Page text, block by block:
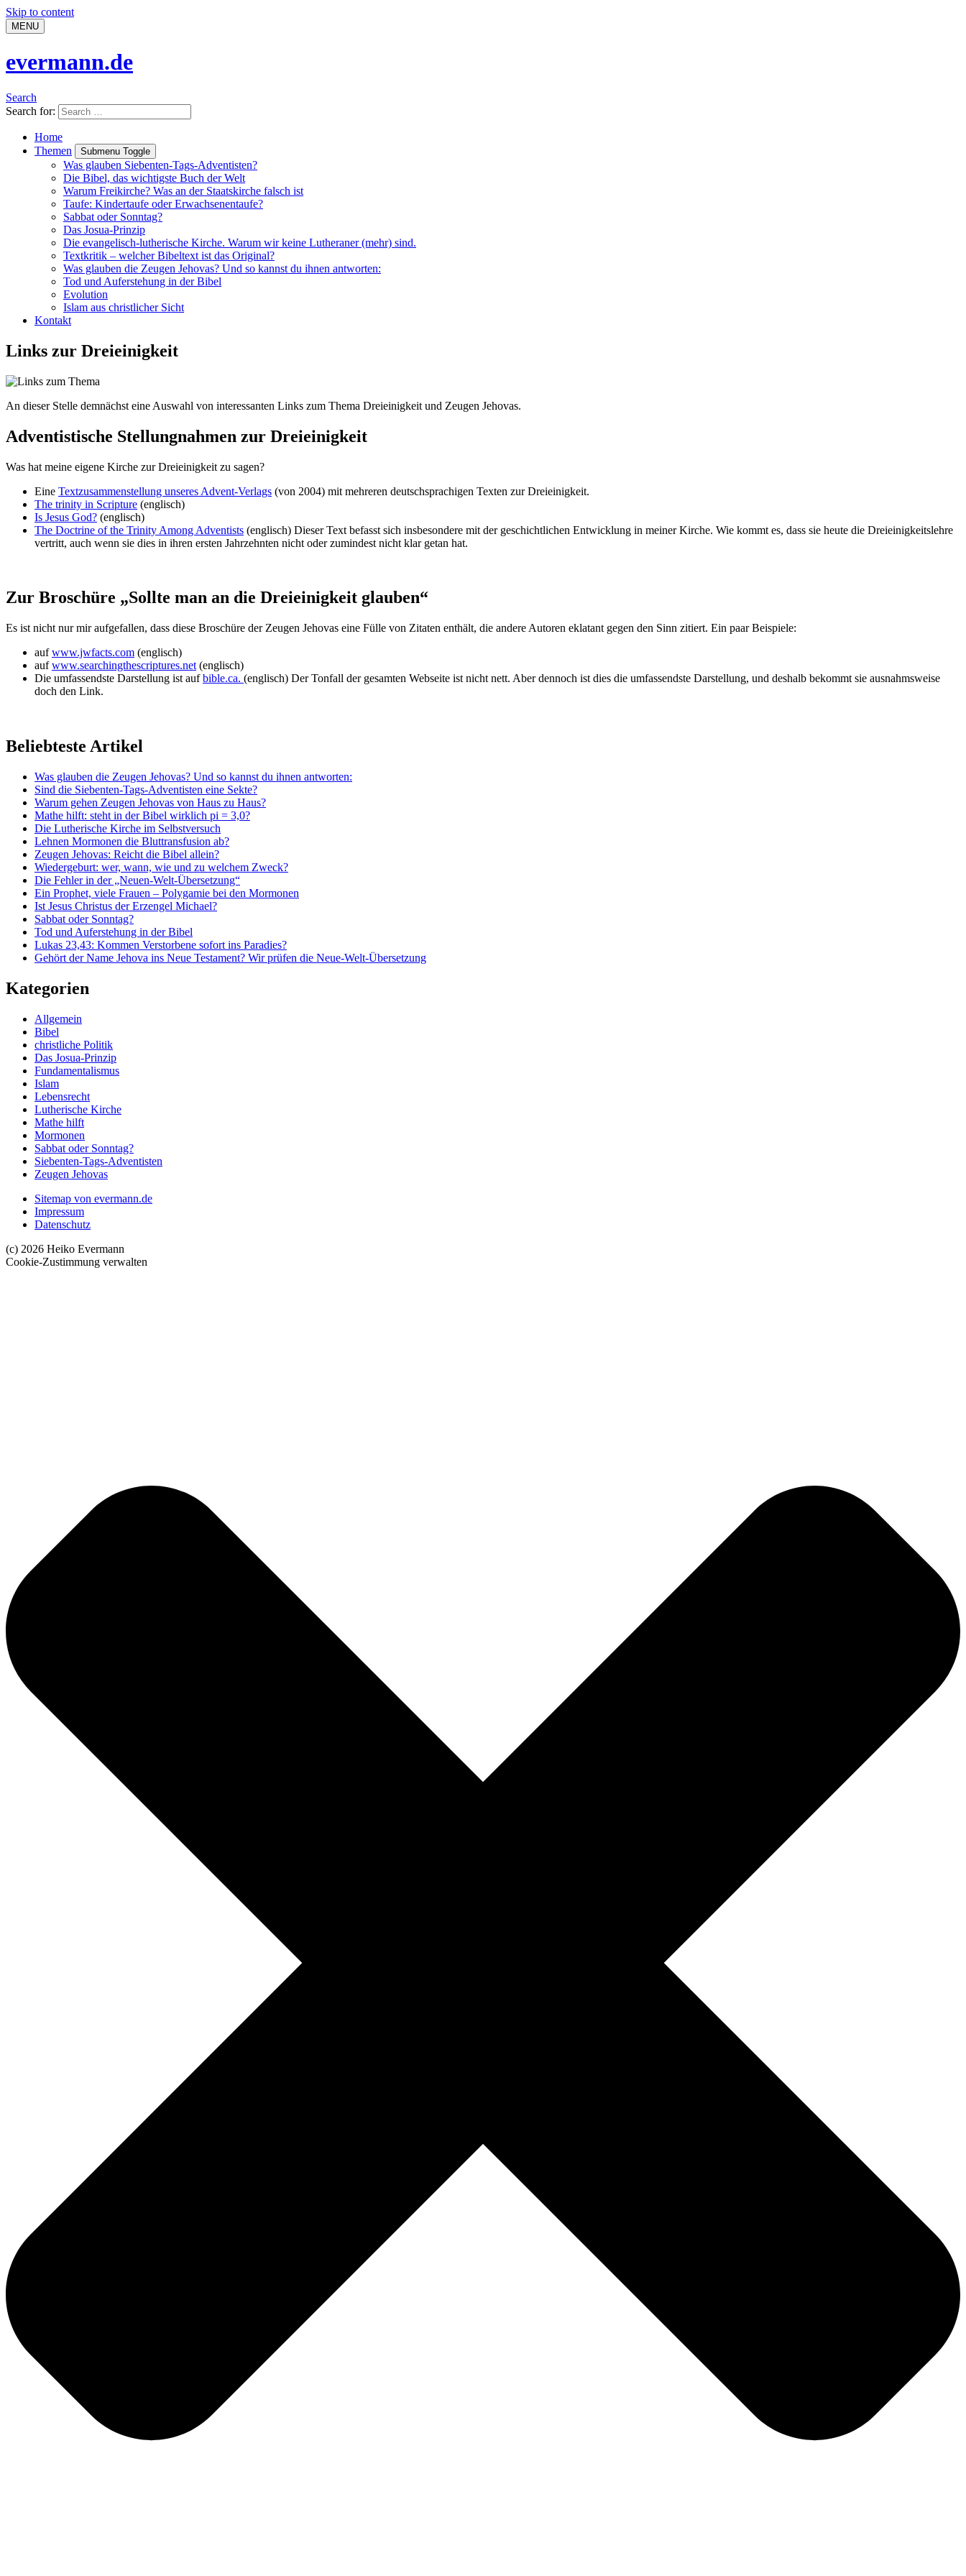
Skip to content
MENU
evermann.de
Search
Search for:
Home
Themen
Submenu Toggle
Was glauben Siebenten-Tags-Adventisten?
Die Bibel, das wichtigste Buch der Welt
Warum Freikirche? Was an der Staatskirche falsch ist
Taufe: Kindertaufe oder Erwachsenentaufe?
Sabbat oder Sonntag?
Das Josua-Prinzip
Die evangelisch-lutherische Kirche. Warum wir keine Lutheraner (mehr) sind.
Textkritik – welcher Bibeltext ist das Original?
Was glauben die Zeugen Jehovas? Und so kannst du ihnen antworten:
Tod und Auferstehung in der Bibel
Evolution
Islam aus christlicher Sicht
Kontakt
Links zur Dreieinigkeit
An dieser Stelle demnächst eine Auswahl von interessanten Links zum Thema Dreieinigkeit und Zeugen Jehovas.
Adventistische Stellungnahmen zur Dreieinigkeit
Was hat meine eigene Kirche zur Dreieinigkeit zu sagen?
Eine Textzusammenstellung unseres Advent-Verlags (von 2004) mit mehreren deutschsprachigen Texten zur Dreieinigkeit.
The trinity in Scripture (englisch)
Is Jesus God? (englisch)
The Doctrine of the Trinity Among Adventists (englisch) Dieser Text befasst sich insbesondere mit der geschichtlichen Entwicklung in meiner Kirche. Wie kommt es, dass sie heute die Dreieinigkeitslehre
vertritt, auch wenn sie dies in ihren ersten Jahrzehnten nicht oder zumindest nicht klar getan hat.
Zur Broschüre „Sollte man an die Dreieinigkeit glauben“
Es ist nicht nur mir aufgefallen, dass diese Broschüre der Zeugen Jehovas eine Fülle von Zitaten enthält, die andere Autoren eklatant gegen den Sinn zitiert. Ein paar Beispiele:
aufwww.jwfacts.com (englisch)
aufwww.searchingthescriptures.net (englisch)
Die umfassendste Darstellung ist aufbible.ca. (englisch) Der Tonfall der gesamten Webseite ist nicht nett. Aber dennoch ist dies die umfassendste Darstellung, und deshalb bekommt sie ausnahmsweise
doch den Link.
Beliebteste Artikel
Was glauben die Zeugen Jehovas? Und so kannst du ihnen antworten:
Sind die Siebenten-Tags-Adventisten eine Sekte?
Warum gehen Zeugen Jehovas von Haus zu Haus?
Mathe hilft: steht in der Bibel wirklich pi = 3,0?
Die Lutherische Kirche im Selbstversuch
Lehnen Mormonen die Bluttransfusion ab?
Zeugen Jehovas: Reicht die Bibel allein?
Wiedergeburt: wer, wann, wie und zu welchem Zweck?
Die Fehler in der „Neuen-Welt-Übersetzung“
Ein Prophet, viele Frauen – Polygamie bei den Mormonen
Ist Jesus Christus der Erzengel Michael?
Sabbat oder Sonntag?
Tod und Auferstehung in der Bibel
Lukas 23,43: Kommen Verstorbene sofort ins Paradies?
Gehört der Name Jehova ins Neue Testament? Wir prüfen die Neue-Welt-Übersetzung
Kategorien
Allgemein
Bibel
christliche Politik
Das Josua-Prinzip
Fundamentalismus
Islam
Lebensrecht
Lutherische Kirche
Mathe hilft
Mormonen
Sabbat oder Sonntag?
Siebenten-Tags-Adventisten
Zeugen Jehovas
Sitemap von evermann.de
Impressum
Datenschutz
(c) 2026 Heiko Evermann
Cookie-Zustimmung verwalten